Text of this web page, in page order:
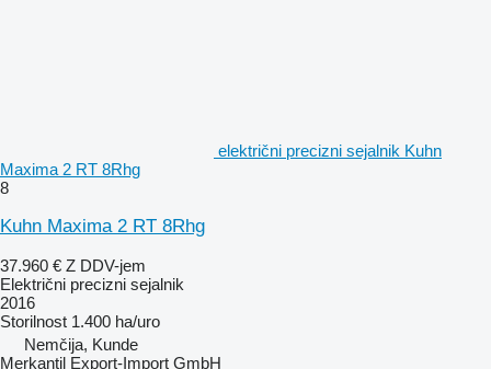
električni precizni sejalnik Kuhn
Maxima 2 RT 8Rhg
8
Kuhn Maxima 2 RT 8Rhg
37.960 € Z DDV-jem
Električni precizni sejalnik
2016
Storilnost 1.400 ha/uro
Nemčija, Kunde
Merkantil Export-Import GmbH